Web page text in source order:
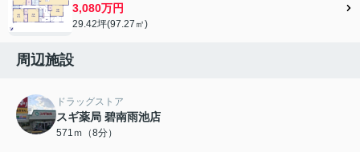
3,080万円
29.42坪(97.27㎡)
周辺施設
ドラッグストア
スギ薬局 碧南雨池店
571ｍ（8分）